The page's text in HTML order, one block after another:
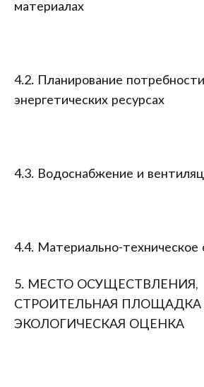
материалах
4.2. Планирование
энергетических ресурсах
4.3. Водоснабжение и
4.4. Материально-техническое
5. МЕСТО ОСУЩЕСТВЛЕНИЯ,
СТРОИТЕЛЬНАЯ ПЛОЩАДКА
ЭКОЛОГИЧЕСКАЯ ОЦЕНКА